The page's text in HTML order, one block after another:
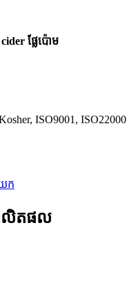
cider ផ្លែប៉ោម
ISO9001, ISO22000
ក
លិតផល